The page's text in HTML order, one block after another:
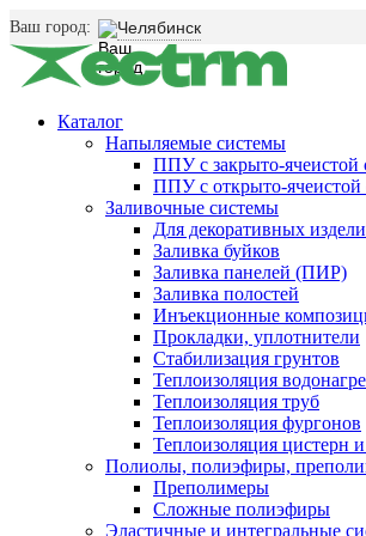
Ваш город: Челябинск
Каталог
Напыляемые системы
ППУ с закрыто-ячеистой
ППУ с открыто-ячеистой
Заливочные системы
Для декоративных
Заливка буйков
Заливка панелей (ПИР)
Заливка полостей
Инъекционные
Прокладки, уплотнители
Стабилизация грунтов
Теплоизоляция
Теплоизоляция труб
Теплоизоляция фургонов
Теплоизоляция цистерн и
Полиолы, полиэфиры,
Преполимеры
Сложные полиэфиры
Эластичные и интегральные